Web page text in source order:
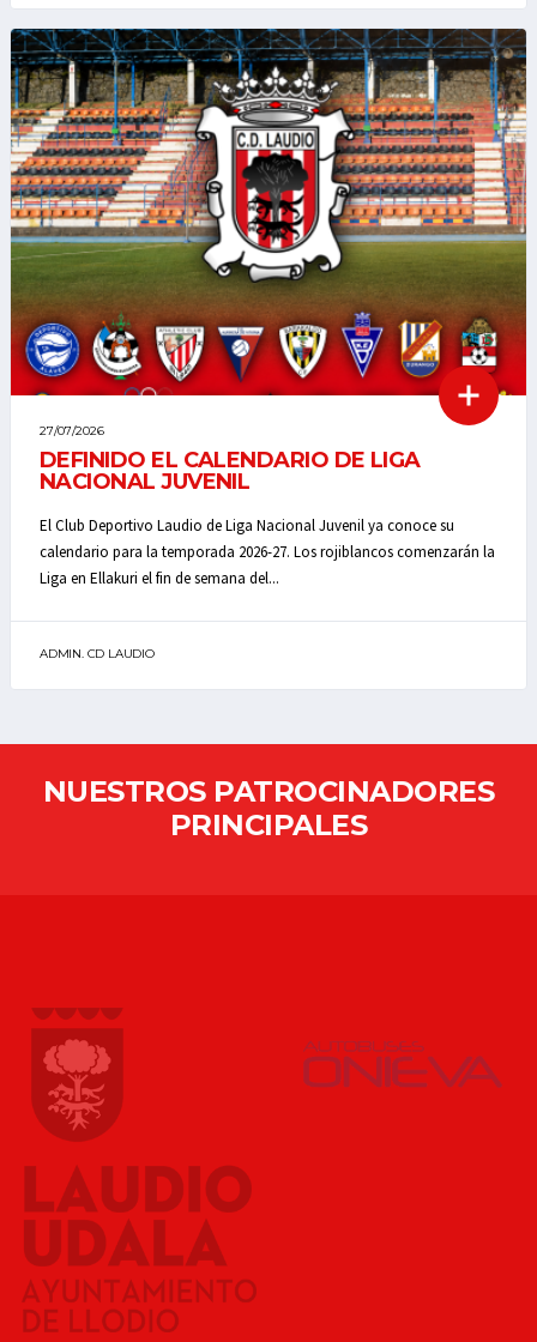
27/07/2026
DEFINIDO EL CALENDARIO DE LIGA
NACIONAL JUVENIL
El Club Deportivo Laudio de Liga Nacional Juvenil ya conoce su
calendario para la temporada 2026-27. Los rojiblancos comenzarán la
Liga en Ellakuri el fin de semana del...
ADMIN. CD LAUDIO
NUESTROS PATROCINADORES
PRINCIPALES